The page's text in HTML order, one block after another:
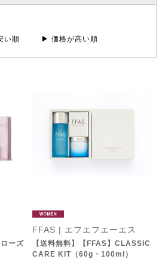
い順 ▶ 価格が高い順
ーズ
FFAS | エフエフエーエス
【送料無料】【FFAS】CLASSIC
CARE KIT（60g・100ml）